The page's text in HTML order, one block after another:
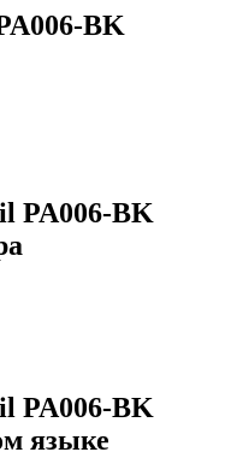
BK
PA006-BK
PA006-BK
языке